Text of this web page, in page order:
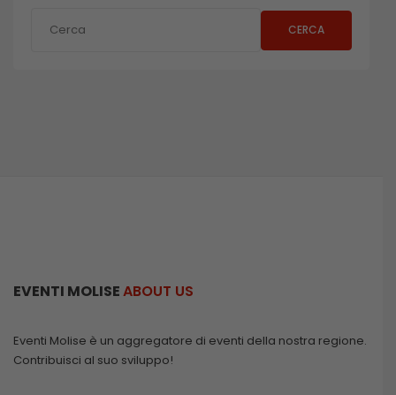
CERCA
EVENTI MOLISEABOUT US
Eventi Molise è un aggregatore di eventi della nostra regione.
Contribuisci al suo sviluppo!